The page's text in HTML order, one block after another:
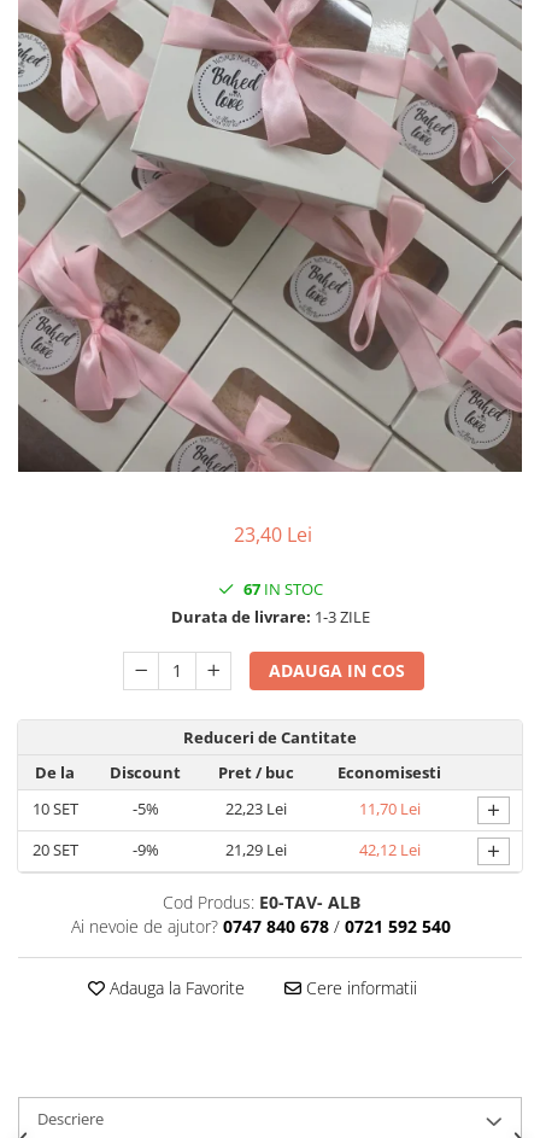
CUTII DE TORT CU FEREASTRA
CUTII DE TORT FARA FEREASTRA
CUTII DESCHISE CU FEREASTRA
CUTII DESCHISE FARA FEREASTRA
CUTII FARA FEREASTRA PENTRU
MINI-PRAJITURI
CUTII JOASE PENTRU TURTA-
DULCE/FURSECURI
CUTII PENTRU BRIOSE
CUTII PENTRU COZONACI SI
RULADE
CUTII PENTRU MACARONS SI
PRALINE
CUTII CU SERTAR PENTRU PRALINE
CUTII MEDII SI MARI PENTRU 10-40
CUTII MICI CU PANGLICA SI SERTAR
PENTRU MACARONS
CUTII MICI PENTRU 2-10
FEREASTRA DANTELATA
CUTII PRALINE CU SEPARATOR
CUTII PENTRU MARTURII
CUTII CU FEREASTRA PENTRU
CUTII CU MANER
CUTII FARA FEREASTRA PENTRU
MARTURII
CUTII TIP CUB PENTRU MARTURII
23,40 Lei
67IN STOC
Durata de livrare: 1-3 ZILE
ADAUGA IN COS
Reduceri de Cantitate
De la
Discount Pret/ buc
Economisesti
10SET -5% 22,23 Lei 11,70 Lei +
20SET -9% 21,29 Lei 42,12 Lei +
Cod Produs: E0-TAV- ALB
Ai nevoie de ajutor? 0747 840 678 / 0721 592 540
Adauga la Favorite Cere informatii
Descriere